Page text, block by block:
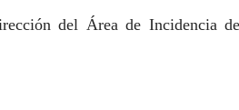
del Área de Incidencia